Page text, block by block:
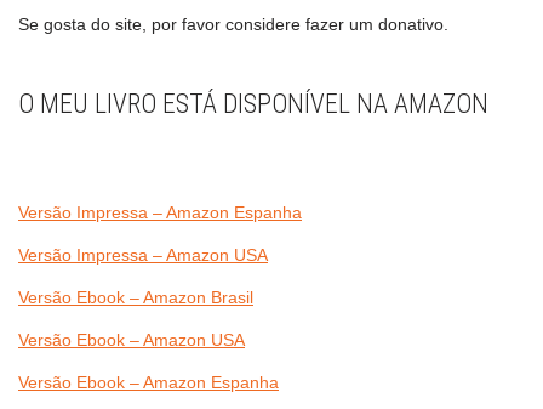
Se gosta do site, por favor considere fazer um donativo.
O MEU LIVRO ESTÁ DISPONÍVEL NA AMAZON
Versão Impressa – Amazon Espanha
Versão Impressa – Amazon USA
Versão Ebook – Amazon Brasil
Versão Ebook – Amazon USA
Versão Ebook – Amazon Espanha